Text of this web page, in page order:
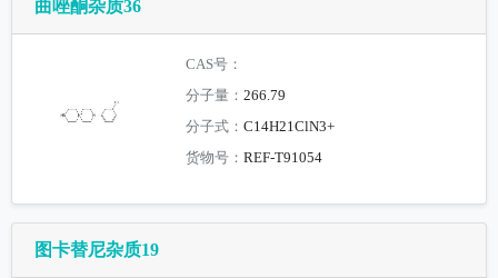
曲唑酮杂质36
CAS号：
分子量：266.79
分子式：C14H21ClN3+
货物号：REF-T91054
图卡替尼杂质19